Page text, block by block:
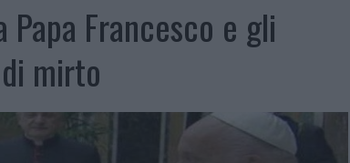
Francesco e gli
mirto